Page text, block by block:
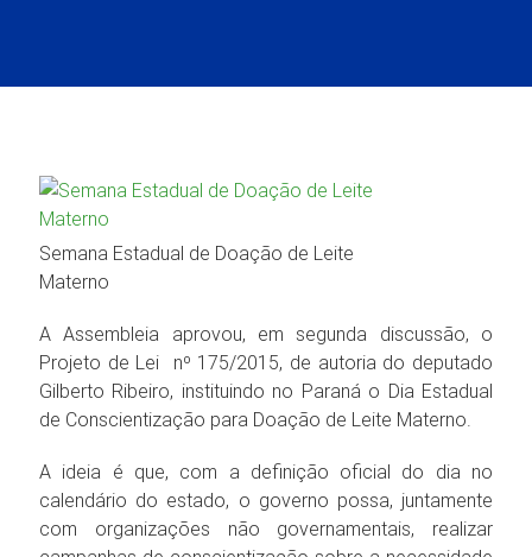
Semana Estadual de Doação de Leite
Materno
A Assembleia aprovou, em segunda discussão, o
Projeto de Lei nº 175/2015, de autoria do deputado
Gilberto Ribeiro, instituindo no Paraná o Dia Estadual
de Conscientização para Doação de Leite Materno.
A ideia é que, com a definição oficial do dia no
calendário do estado, o governo possa, juntamente
com organizações não governamentais, realizar